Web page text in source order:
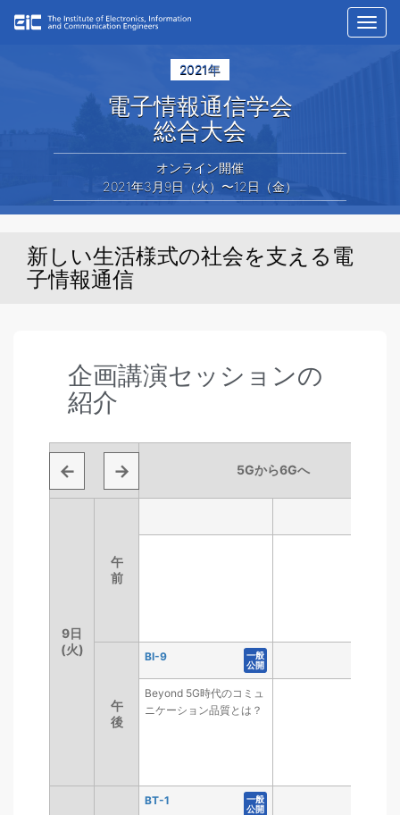
2021年
電子情報通信学会
総合大会
オンライン開催
2021年3月9日（火）〜12日（金）
新しい生活様式の社会を支える電
子情報通信
企画講演セッションの
紹介
← → 5Gから6Gへ
9日
(火)
午
前
午
後
BI-9
一般
公開
Beyond 5G時代のコミュ
ニケーション品質とは？
BT-1
一般
公開
5Gから6Gへ
9日
(火)
午
前
午
後
BI-9
一般
公開
BT-1
一般
公開